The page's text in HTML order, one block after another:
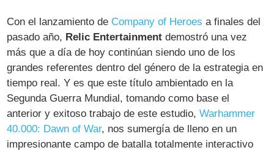
Con el lanzamiento de Company of Heroes a finales del
pasado año, Relic Entertainment demostró una vez
más que a día de hoy continúan siendo uno de los
grandes referentes dentro del género de la estrategia en
tiempo real. Y es que este título ambientado en la
Segunda Guerra Mundial, tomando como base el
anterior y exitoso trabajo de este estudio,Warhammer
40.000: Dawn of War, nos sumergía de lleno en un
impresionante campo de batalla totalmente interactivo